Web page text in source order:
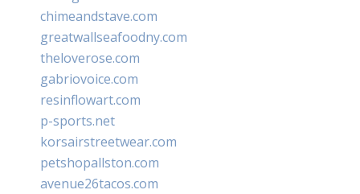
chimeandstave.com
greatwallseafoodny.com
theloverose.com
gabriovoice.com
resinflowart.com
p-sports.net
korsairstreetwear.com
petshopallston.com
avenue26tacos.com